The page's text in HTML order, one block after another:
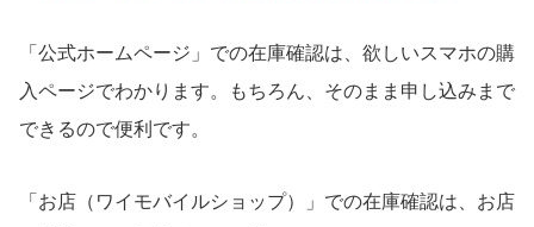
「公式ホームページ」での在庫確認は、欲しいスマホの購
入ページでわかります。もちろん、そのまま申し込みまで
できるので便利です。
「お店（ワイモバイルショップ）」での在庫確認は、お店